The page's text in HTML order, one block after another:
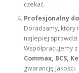
czekać.
Profesjonalny
Doradzamy,
najlepiej sprawdzi
Współpracujemy
Commax, BCS,
gwarancję jakości.